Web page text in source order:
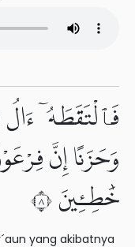
فَٱلْتَقَطَهُۥٓ
وَحَزَنًا إِنَّ
خَٰطِـِٔينَ ٨
yang akibatnya